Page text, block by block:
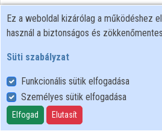
Felhasználói szabályzat
Adatkezelési tájékoztató
Süti szabályzat
Ez a weboldal kizárólag a működéshez
használ a biztonságos és
Süti szabályzat
Funkcionális sütik elfogadása
Személyes sütik elfogadása
Elfogad Elutasít